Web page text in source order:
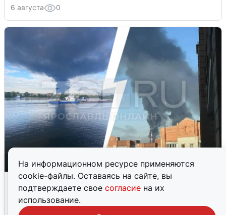
На информационном ресурсе применяются
cookie-файлы. Оставаясь на сайте, вы
подтверждаете свое согласие на их
использование.
6 августа 0
Ночная атака БПЛА на Ярославль:
попадания и последствия
6 августа